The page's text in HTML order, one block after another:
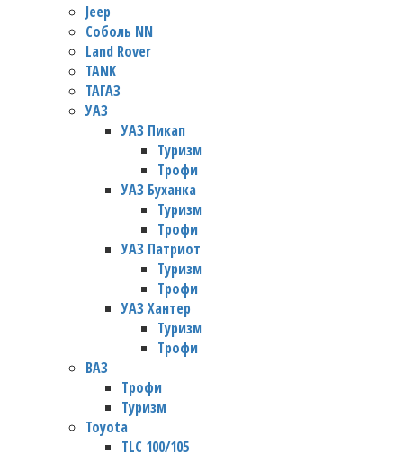
Jeep
Соболь NN
Land Rover
TANK
ТАГАЗ
УАЗ
УАЗ Пикап
Туризм
Трофи
УАЗ Буханка
Туризм
Трофи
УАЗ Патриот
Туризм
Трофи
УАЗ Хантер
Туризм
Трофи
ВАЗ
Трофи
Туризм
Toyota
TLC 100/105